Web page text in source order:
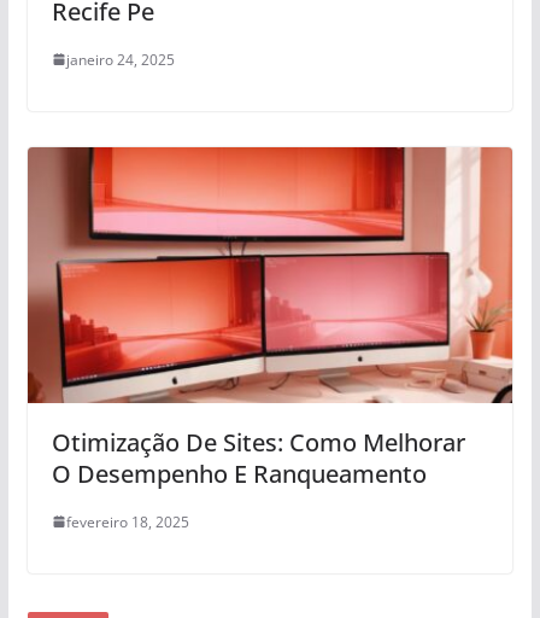
Recife Pe
janeiro 24, 2025
Otimização De Sites: Como Melhorar
O Desempenho E Ranqueamento
fevereiro 18, 2025